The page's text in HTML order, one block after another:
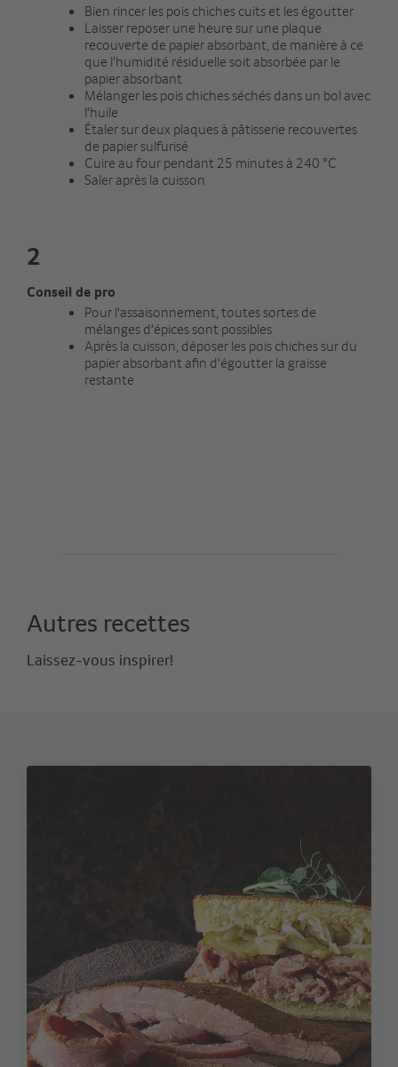
Bien rincer les pois chiches cuits et les égoutter
Laisser reposer une heure sur une plaque
recouverte de papier absorbant, de manière à ce
que l'humidité résiduelle soit absorbée par le
papier absorbant
Mélanger les pois chiches séchés dans un bol avec
l'huile
Étaler sur deux plaques à pâtisserie recouvertes
de papier sulfurisé
Cuire au four pendant 25 minutes à 240 °C
Saler après la cuisson
2
Conseil de pro
Pour l'assaisonnement, toutes sortes de
mélanges d'épices sont possibles
Après la cuisson, déposer les pois chiches sur du
papier absorbant afin d'égoutter la graisse
restante
Autres recettes
Laissez-vous inspirer!